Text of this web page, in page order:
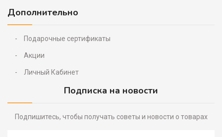
Дополнительно
Подарочные сертификаты
Акции
Личный Кабинет
Подписка на новости
Подпишитесь, чтобы получать советы и новости о товарах